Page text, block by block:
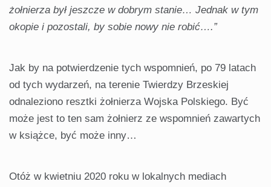
żołnierza był jeszcze w dobrym stanie… Jednak w tym
okopie i pozostali, by sobie nowy nie robić….”
Jak by na potwierdzenie tych wspomnień, po 79 latach
od tych wydarzeń, na terenie Twierdzy Brzeskiej
odnaleziono resztki żołnierza Wojska Polskiego. Być
może jest to ten sam żołnierz ze wspomnień zawartych
w książce, być może inny…
Otóż w kwietniu 2020 roku w lokalnych mediach